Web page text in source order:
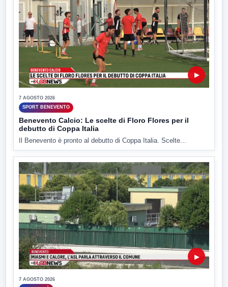
▶
7 AGOSTO 2026
SPORT BENEVENTO
Benevento Calcio: Le scelte di Floro Flores per il
debutto di Coppa Italia
Il Benevento è pronto al debutto di Coppa Italia. Scelte...
▶
7 AGOSTO 2026